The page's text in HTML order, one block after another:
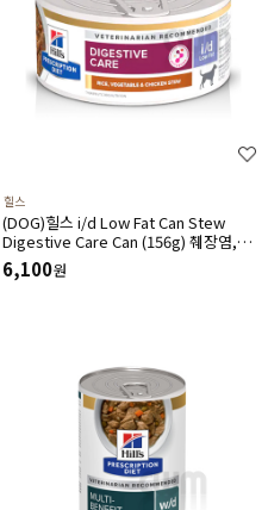
힐스
(DOG)힐스 i/d Low Fat Can Stew
Digestive Care Can (156g) 췌장염,고
지혈증,단백소실성 장병증-처방습식,처방
캔
6,100원